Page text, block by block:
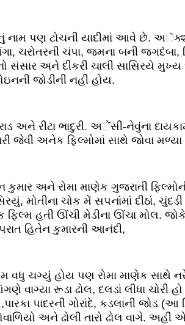
નામ પણ ટોચની યાદીમાં આવે છે.
ચંપા, જમના બની જગદંબા,
સંસાર અને દીકરી ચાલી સાસિરયે
જોડીની નહીં હોય.
અને રીટા ભાદુરી. અેંસી-નેવુંના
જેવી અનેક ફિલ્મોમાં સાથે જોવા મળ્યા
અને રોમા માણેક ગુજરાતી
મોતીના ચોક મેં સપનાંમાં દીઠાં,
હતી ઊંચી મેડીના ઊંચા મોલ. જોકે
હિતેન કુમારની આનંદી,
વધુ ચગ્યું હોય પણ રોમા માણેક સાથે
વાગ્યા રૂડા ઢોલ, દલડાં લીધા ચોરી
પાદરની ગોરાંદે, કડલાની જોડ
અને ઢોલી તારો ઢોલ વાગે. અહીં